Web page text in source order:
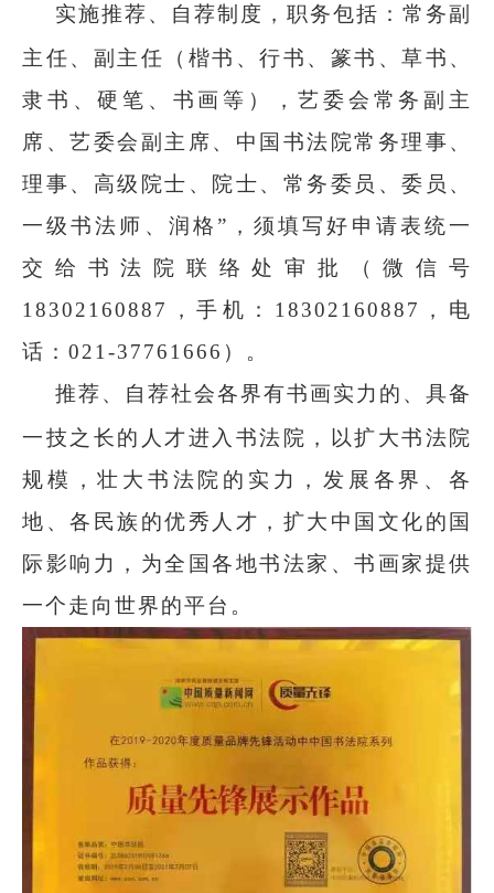
实施推荐、自荐制度，职务包括：常务副
主任、副主任（楷书、行书、篆书、草书、
隶书、硬笔、书画等），艺委会常务副主
席、艺委会副主席、中国书法院常务理事、
理事、高级院士、院士、常务委员、委员、
一级书法师、润格”，须填写好申请表统一
交给书法院联络处审批（微信号
18302160887，手机：18302160887，电
话：021-37761666）。
推荐、自荐社会各界有书画实力的、具备
一技之长的人才进入书法院，以扩大书法院
规模，壮大书法院的实力，发展各界、各
地、各民族的优秀人才，扩大中国文化的国
际影响力，为全国各地书法家、书画家提供
一个走向世界的平台。